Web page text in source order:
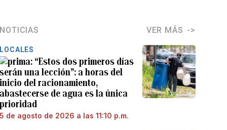
NOTICIAS VER MÁS
LOCALES
“Estos dos primeros días
serán una lección”: a horas del
inicio del racionamiento,
abastecerse de agua es la única
prioridad
5 de agosto de 2026 a las 11:10 p.m.